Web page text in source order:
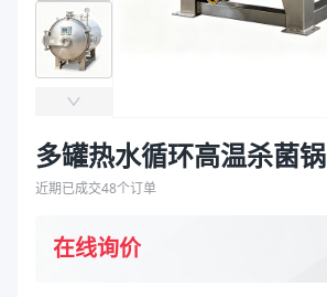
多罐热水循环高温杀菌锅
近期已成交48个订单
在线询价